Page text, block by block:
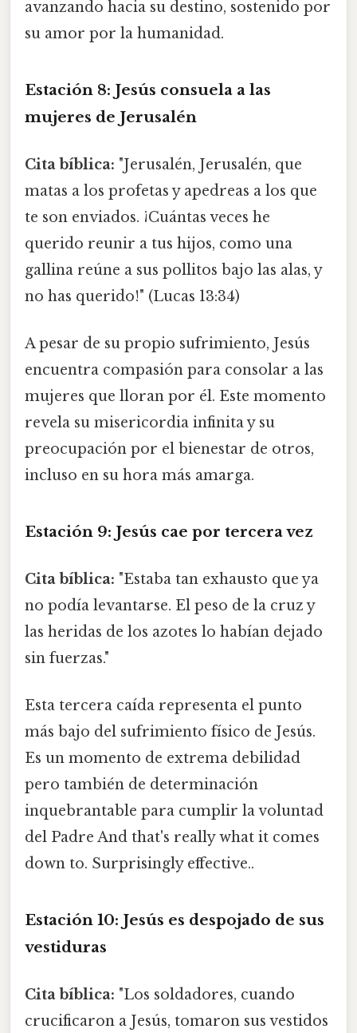
avanzando hacia su destino, sostenido por
su amor por la humanidad.
Estación 8: Jesús consuela a las
mujeres de Jerusalén
Cita bíblica: "Jerusalén, Jerusalén, que
matas a los profetas y apedreas a los que
te son enviados. ¡Cuántas veces he
querido reunir a tus hijos, como una
gallina reúne a sus pollitos bajo las alas, y
no has querido!" (Lucas 13:34)
A pesar de su propio sufrimiento, Jesús
encuentra compasión para consolar a las
mujeres que lloran por él. Este momento
revela su misericordia infinita y su
preocupación por el bienestar de otros,
incluso en su hora más amarga.
Estación 9: Jesús cae por tercera vez
Cita bíblica: "Estaba tan exhausto que ya
no podía levantarse. El peso de la cruz y
las heridas de los azotes lo habían dejado
sin fuerzas."
Esta tercera caída representa el punto
más bajo del sufrimiento físico de Jesús.
Es un momento de extrema debilidad
pero también de determinación
inquebrantable para cumplir la voluntad
del Padre And that's really what it comes
down to. Surprisingly effective..
Estación 10: Jesús es despojado de sus
vestiduras
Cita bíblica: "Los soldadores, cuando
crucificaron a Jesús, tomaron sus vestidos